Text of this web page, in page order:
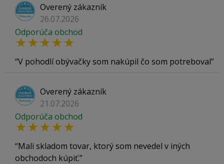
Overený zákazník
26.07.2026
Odporúča obchod
V pohodlí obývačky som nakúpil čo som potreboval
Overený zákazník
21.07.2026
Odporúča obchod
Mali skladom tovar, ktorý som nevedel v iných
obchodoch kúpiť.